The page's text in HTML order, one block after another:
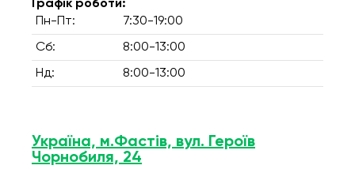
Графік роботи:
Пн-Пт:
7:30-19:00
Сб: 8:00-13:00
Нд: 8:00-13:00
Україна, м.Фастів, вул. Героїв
Чорнобиля, 24